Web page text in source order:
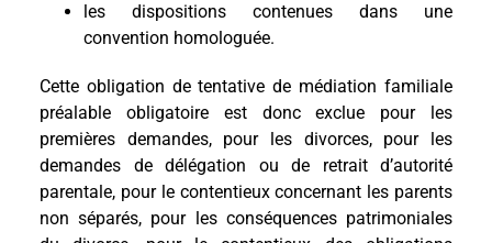
les dispositions contenues dans une
convention homologuée.
Cette obligation de tentative de médiation familiale
préalable obligatoire est donc exclue pour les
premières demandes, pour les divorces, pour les
demandes de délégation ou de retrait d’autorité
parentale, pour le contentieux concernant les parents
non séparés, pour les conséquences patrimoniales